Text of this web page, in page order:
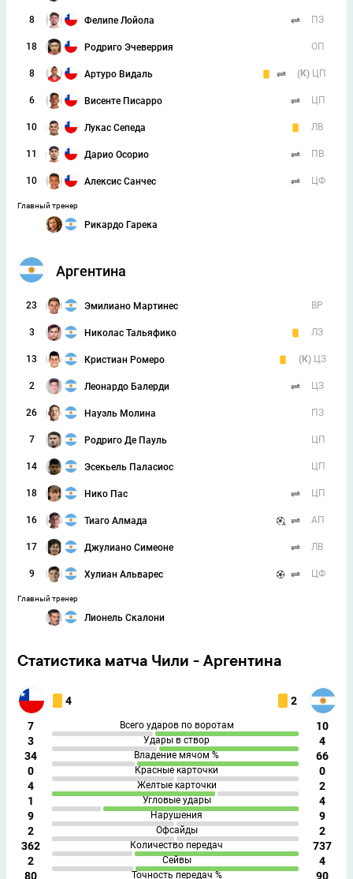
8 Фелипе Лойола ПЗ
18 Родриго Эчеверрия ОП
8 Артуро Видаль (К) ЦП
6 Висенте Писарро ЦП
10 Лукас Сепеда ЛВ
11 Дарио Осорио ПВ
10 Алексис Санчес ЦФ
Главный тренер
Рикардо Гарека
Аргентина
23 Эмилиано Мартинес ВР
3 Николас Тальяфико ЛЗ
13 Кристиан Ромеро (К) ЦЗ
2 Леонардо Балерди ЦЗ
26 Науэль Молина ПЗ
7 Родриго Де Пауль ЦП
14 Эсекьель Паласиос ЦП
18 Нико Пас ЦП
16 Тиаго Алмада АП
17 Джулиано Симеоне ЛВ
9 Хулиан Альварес ЦФ
Главный тренер
Лионель Скалони
Статистика матча Чили - Аргентина
4 2
Всего ударов по воротам
7 10
Удары в створ
3 4
Владение мячом %
34 66
Красные карточки
0 0
Желтые карточки
4 2
Угловые удары
1 4
Нарушения
9 9
Офсайды
2 2
Количество передач
362 737
Сейвы
2 4
Точность передач %
80 90